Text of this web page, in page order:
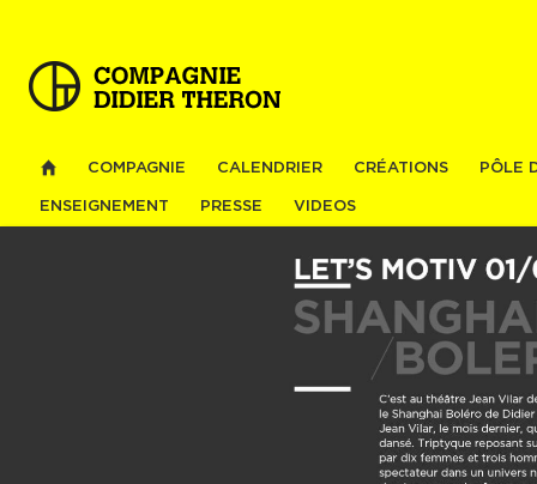
COMPAGNIE CALENDRIER CRÉATIONS PÔLE
ENSEIGNEMENT PRESSE VIDEOS